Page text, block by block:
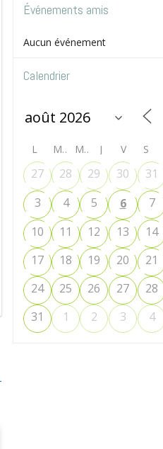
Événements amis
Aucun événement
Calendrier
L M M J V S
27 28 29 30 31
3
4 5 6 7
10
11 12 13 14
17
18 19 20 21
24
25 26 27 28
31
1 2 3 4